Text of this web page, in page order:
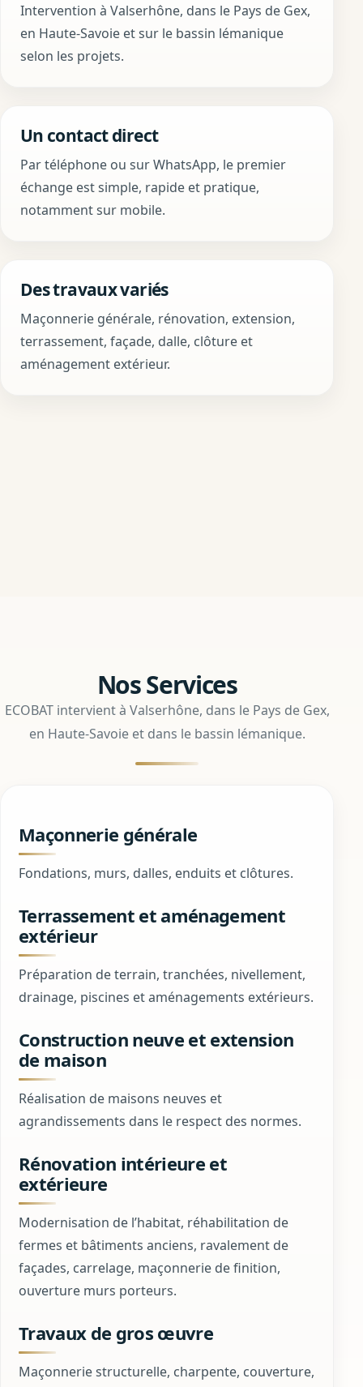
Intervention à Valserhône, dans le Pays de Gex,
en Haute-Savoie et sur le bassin lémanique
selon les projets.
Un contact direct
Par téléphone ou sur WhatsApp, le premier
échange est simple, rapide et pratique,
notamment sur mobile.
Des travaux variés
Maçonnerie générale, rénovation, extension,
terrassement, façade, dalle, clôture et
aménagement extérieur.
Nos Services
ECOBAT intervient à Valserhône, dans le Pays de Gex,
en Haute‑Savoie et dans le bassin lémanique.
Maçonnerie générale
Fondations, murs, dalles, enduits et clôtures.
Terrassement et aménagement
extérieur
Préparation de terrain, tranchées, nivellement,
drainage, piscines et aménagements extérieurs.
Construction neuve et extension
de maison
Réalisation de maisons neuves et
agrandissements dans le respect des normes.
Rénovation intérieure et
extérieure
Modernisation de l’habitat, réhabilitation de
fermes et bâtiments anciens, ravalement de
façades, carrelage, maçonnerie de finition,
ouverture murs porteurs.
Travaux de gros œuvre
Maçonnerie structurelle, charpente, couverture,